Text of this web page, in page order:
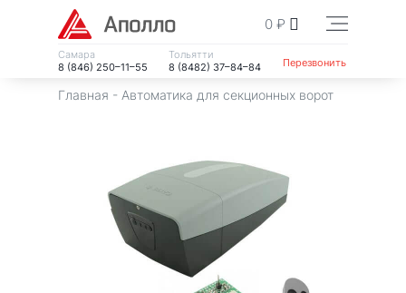
Самара
8 (846) 250–11–55
Тольятти
8 (8482) 37–84–84
0 ₽
Перезвонить
Главная - Автоматика для секционных ворот